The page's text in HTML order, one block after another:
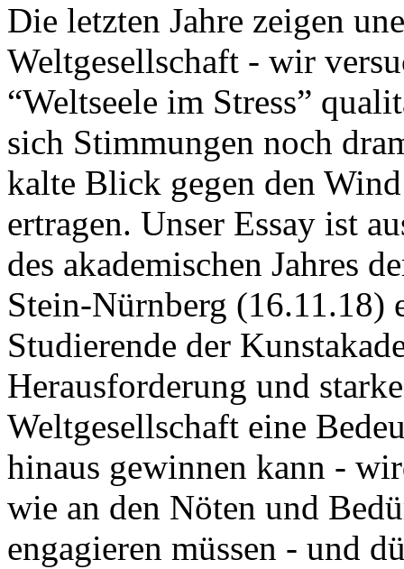
Die letzten Jahre zeigen
Weltgesellschaft - wir
“Weltseele im Stress”
sich Stimmungen noch
kalte Blick gegen den
ertragen. Unser Essay ist
des akademischen Jahres
Stein-Nürnberg (16.11.18)
Studierende der
Herausforderung und
Weltgesellschaft eine
hinaus gewinnen kann -
wie an den Nöten und
engagieren müssen - und